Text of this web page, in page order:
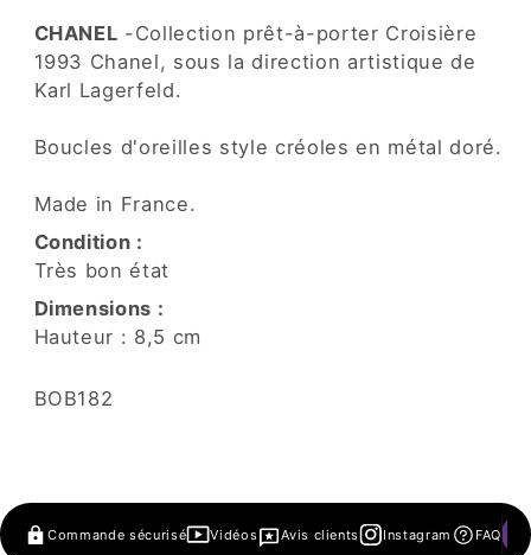
CHANEL -Collection prêt-à-porter Croisière
1993 Chanel, sous la direction artistique de
Karl Lagerfeld.
Boucles d'oreilles style créoles en métal doré.
Made in France.
Condition :
Très bon état
Dimensions :
Hauteur : 8,5 cm
SKU:
BOB182
Commande sécurisé Vidéos Avis clients Instagram FAQ